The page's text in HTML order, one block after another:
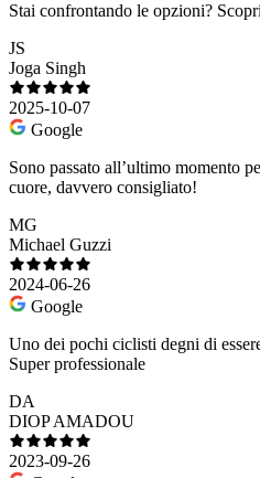
Stai confrontando le opzioni?
JS
Joga Singh
2025-10-07
Google
Sono passato all’ultimo momento
cuore, davvero consigliato!
MG
Michael Guzzi
2024-06-26
Google
Uno dei pochi ciclisti degni di
Super professionale
DA
DIOP AMADOU
2023-09-26